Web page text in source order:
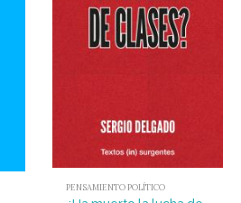
PENSAMIENTO POLÍTICO